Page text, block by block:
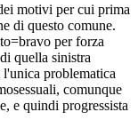
motivi per cui prima
di questo comune.
per forza
quella sinistra
problematica
comunque
e quindi progressista